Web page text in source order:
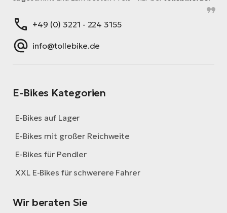
+49 (0) 3221 - 224 3155
info@tollebike.de
E-Bikes Kategorien
E-Bikes auf Lager
E-Bikes mit großer Reichweite
E-Bikes für Pendler
XXL E-Bikes für schwerere Fahrer
Wir beraten Sie